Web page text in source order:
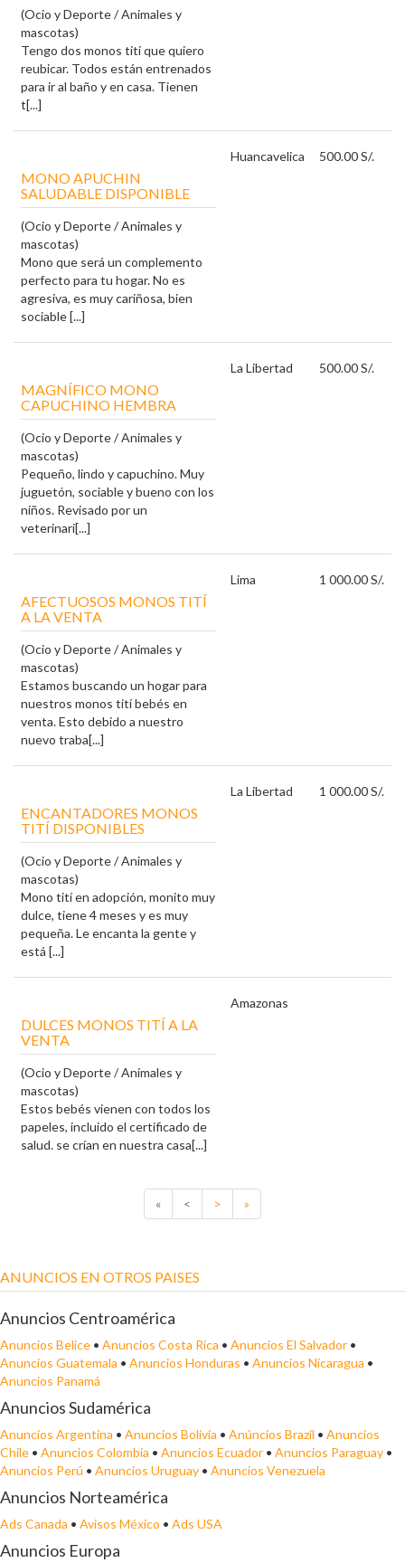
(Ocio y Deporte / Animales y
mascotas)
Tengo dos monos tití que quiero
reubicar. Todos están entrenados
para ir al baño y en casa. Tienen
t[...]
MONO APUCHIN
SALUDABLE DISPONIBLE
(Ocio y Deporte / Animales y
mascotas)
Mono que será un complemento
perfecto para tu hogar. No es
agresiva, es muy cariñosa, bien
sociable [...]
Huancavelica 500.00 S/.
MAGNÍFICO MONO
CAPUCHINO HEMBRA
(Ocio y Deporte / Animales y
mascotas)
Pequeño, lindo y capuchino. Muy
juguetón, sociable y bueno con los
niños. Revisado por un
veterinari[...]
La Libertad 500.00 S/.
AFECTUOSOS MONOS TITÍ
A LA VENTA
(Ocio y Deporte / Animales y
mascotas)
Estamos buscando un hogar para
nuestros monos tití bebés en
venta. Esto debido a nuestro
nuevo traba[...]
Lima 1 000.00 S/.
ENCANTADORES MONOS
TITÍ DISPONIBLES
(Ocio y Deporte / Animales y
mascotas)
Mono tití en adopción, monito muy
dulce, tiene 4 meses y es muy
pequeña. Le encanta la gente y
está [...]
La Libertad 1 000.00 S/.
DULCES MONOS TITÍ A LA
VENTA
(Ocio y Deporte / Animales y
mascotas)
Estos bebés vienen con todos los
papeles, incluido el certificado de
salud. se crían en nuestra casa[...]
Amazonas
« < > »
ANUNCIOS EN OTROS PAISES
Anuncios Centroamérica
Anuncios Belice • Anuncios Costa Rica • Anuncios El Salvador •
Anuncios Guatemala • Anuncios Honduras • Anuncios Nicaragua •
Anuncios Panamá
Anuncios Sudamérica
Anuncios Argentina • Anuncios Bolivia • Anúncios Brazil • Anuncios
Chile • Anuncios Colombia • Anuncios Ecuador • Anuncios Paraguay •
Anuncios Perú • Anuncios Uruguay • Anuncios Venezuela
Anuncios Norteamérica
Ads Canada • Avisos México • Ads USA
Anuncios Europa